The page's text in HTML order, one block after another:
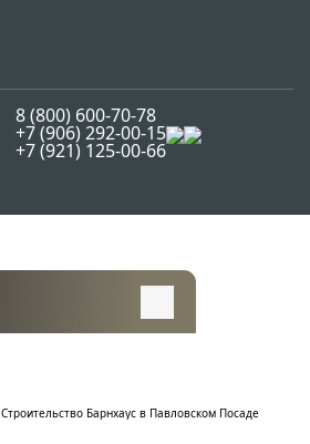
8 (800) 600-70-78
+7 (906) 292-00-15
+7 (921) 125-00-66
Строительство Барнхаус в Павловском Посаде